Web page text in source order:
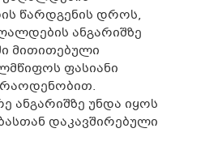
წარდგენის დროს,
ანგარიშზე
მითითებული
ფასიანი
რაოდენობით.
ანგარიშზე უნდა იყოს
დაკავშირებული